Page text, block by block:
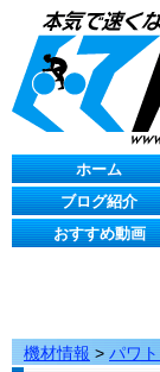
ホーム
ブログ紹介
おすすめ動画
機材情報 > パワ